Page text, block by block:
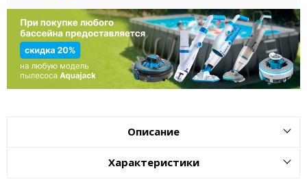
Описание
Характеристики